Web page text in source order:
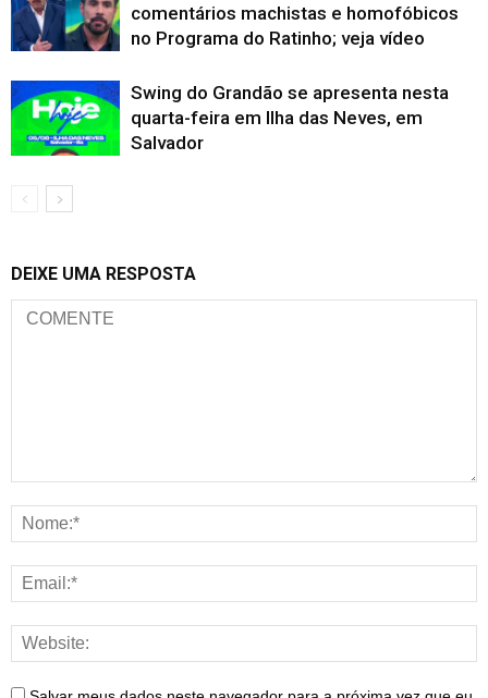
comentários machistas e homofóbicos
no Programa do Ratinho; veja vídeo
Swing do Grandão se apresenta nesta
quarta-feira em Ilha das Neves, em
Salvador
DEIXE UMA RESPOSTA